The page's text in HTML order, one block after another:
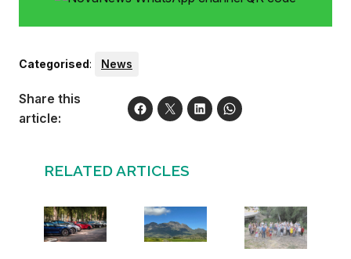
Categorised: News
Share this
article:
RELATED ARTICLES